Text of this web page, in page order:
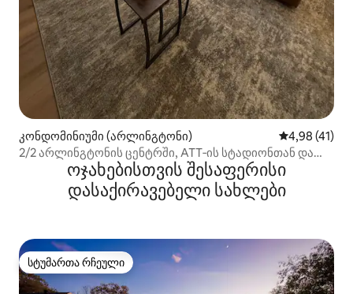
კონდომინიუმი (არლინგტონი) საშუალო
4,98 (41)
2/2 არლინგტონის ცენტრში, ATT‑ის სტადიონთან და
ბეისბოლის მოედანთან
ოჯახებისთვის შესაფერისი
დასაქირავებელი სახლები
სტუმართა რჩეული
სტუმართა რჩეული